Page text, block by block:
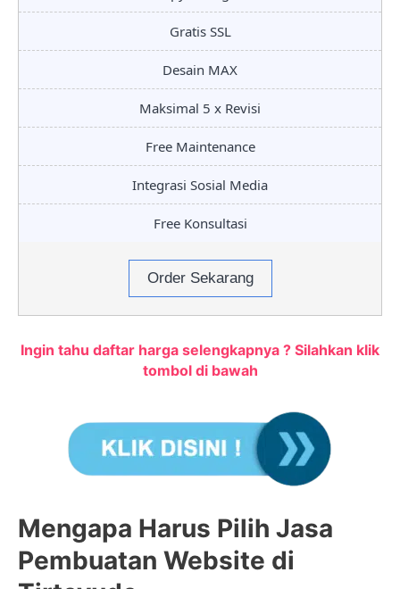
Gratis SSL
Desain MAX
Maksimal 5 x Revisi
Free Maintenance
Integrasi Sosial Media
Free Konsultasi
Order Sekarang
Ingin tahu daftar harga selengkapnya ? Silahkan klik
tombol di bawah
Mengapa Harus Pilih Jasa
Pembuatan Website di